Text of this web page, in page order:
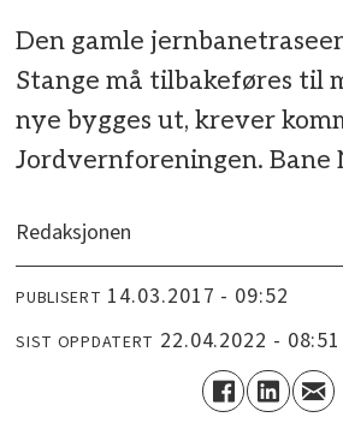
Den gamle
Stange må tilbakeføres til
nye bygges ut, krever
Jordvernforeningen. Bane
Redaksjonen
PUBLISERT 14.03.2017 - 09:52
SIST OPPDATERT 22.04.2022 - 08:51